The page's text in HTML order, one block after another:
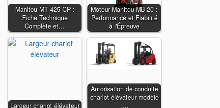
Manitou MT 425 CP :
Fiche Technique
Complète et…
Moteur Manitou MB 20 :
Performance et Fiabilité
à l'Épreuve
Largeur chariot élévateur
Autorisation de conduite
chariot élévateur modèle
:…